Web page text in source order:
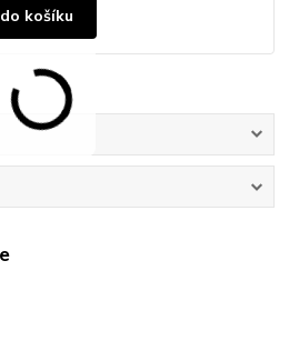
košíku